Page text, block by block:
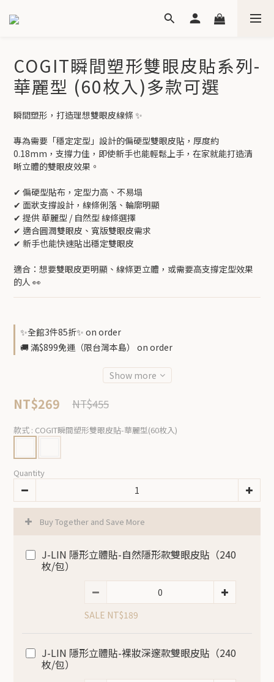
COGIT瞬間塑形雙眼皮貼系列-
華麗型 (60枚入)多款可選
瞬間塑形，打造理想雙眼皮線條 ✨
專為需要「穩定定型」設計的偏硬型雙眼皮貼，厚度約
0.18mm，支撐力佳，即使新手也能輕鬆上手，在家就能打造清
晰立體的雙眼皮效果。
✔ 偏硬型貼布，定型力高、不易塌
✔ 面狀支撐設計，線條俐落、輪廓明顯
✔ 提供 華麗型 / 自然型 線條選擇
✔ 適合圓潤雙眼皮、寬版雙眼皮需求
✔ 新手也能快速貼出穩定雙眼皮
適合：想要雙眼皮更明顯、線條更立體，或需要高支撐定型效果
的人 👀
✨全館3件85折✨ on order
🚚 滿$899免運（限台灣本島） on order
Show more
NT$269 NT$455
款式 : COGIT瞬間塑形雙眼皮貼-華麗型(60枚入)
Quantity
Buy Together and Save More
J-LIN 隱形立體貼-自然隱形款雙眼皮貼（240
枚/包）
SALE NT$189
J-LIN 隱形立體貼-裸妝深邃款雙眼皮貼（240
枚/包）